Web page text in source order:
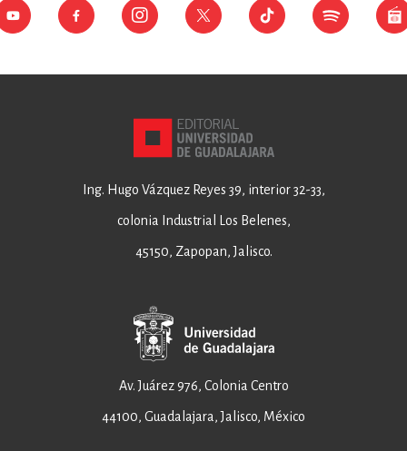
Ing. Hugo Vázquez Reyes 39, interior 32-33,
colonia Industrial Los Belenes,
45150, Zapopan, Jalisco.
Av. Juárez 976, Colonia Centro
44100, Guadalajara, Jalisco, México